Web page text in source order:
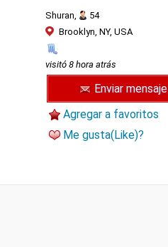
Shuran,
54
Brooklyn, NY, USA
visitó 8 hora atrás
Enviar mensaje
Agregar a favoritos
Me gusta(Like)?